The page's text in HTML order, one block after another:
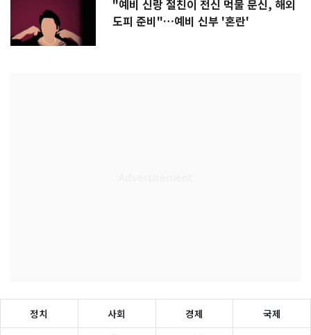
"예비 신랑 절친이 전신 먹물 문신, 해외
도피 준비"…예비 신부 '혼란'
정치 사회 경제 국제